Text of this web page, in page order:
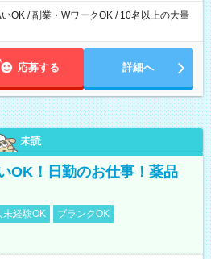
OK / 副業・WワークOK / 10名以上の大量
応募する 詳細へ
未読
OK！日勤のお仕事！薬品
未経験OK
ブランクOK